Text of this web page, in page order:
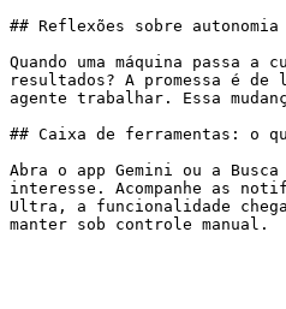
## Reflexões sobre autonomia
Quando uma máquina passa
resultados? A promessa é
agente trabalhar. Essa
## Caixa de ferramentas: o
Abra o app Gemini ou a
interesse. Acompanhe as
Ultra, a funcionalidade
manter sob controle manual.